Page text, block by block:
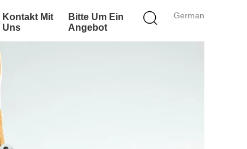
German
Kontakt Mit
Uns
Bitte Um Ein
Angebot